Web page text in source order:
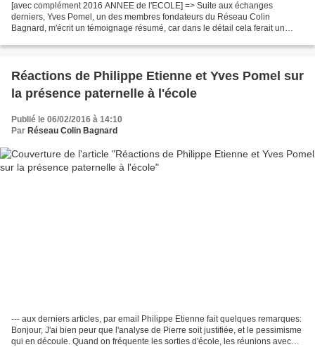
[avec complément 2016 ANNEE de l'ECOLE] => Suite aux échanges
derniers, Yves Pomel, un des membres fondateurs du Réseau Colin
Bagnard, m'écrit un témoignage résumé, car dans le détail cela ferait un
Réactions de Philippe Etienne et Yves Pomel sur
la présence paternelle à l'école
Publié le 06/02/2016 à 14:10
Par Réseau Colin Bagnard
--- aux derniers articles, par email Philippe Etienne fait quelques remarques:
Bonjour, J'ai bien peur que l'analyse de Pierre soit justifiée, et le pessimisme
qui en découle. Quand on fréquente les sorties d'école, les réunions avec